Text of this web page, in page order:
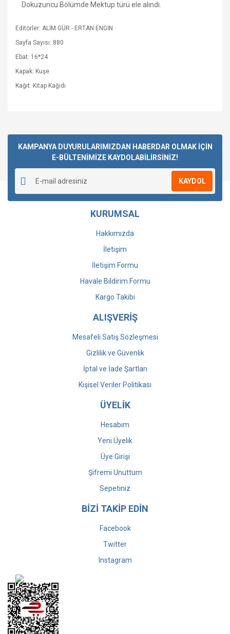
Dokuzuncu Bölümde Mektup türü ele alındı.
Editörler: ALİM GÜR - ERTAN ENGİN
Sayfa Sayısı: 880
Ebat: 16*24
Kapak: Kuşe
Kağıt: Kitap Kağıdı
KAMPANYA DUYURULARIMIZDAN HABERDAR OLMAK İÇİN
E-BÜLTENİMİZE KAYDOLABİLİRSİNİZ!
KAYDOL
KURUMSAL
Hakkımızda
İletişim
İletişim Formu
Havale Bildirim Formu
Kargo Takibi
ALIŞVERİŞ
Mesafeli Satış Sözleşmesi
Gizlilik ve Güvenlik
İptal ve İade Şartları
Kişisel Veriler Politikası
ÜYELİK
Hesabım
Yeni Üyelik
Üye Girişi
Şifremi Unuttum
Sepetiniz
BİZİ TAKİP EDİN
Facebook
Twitter
Instagram